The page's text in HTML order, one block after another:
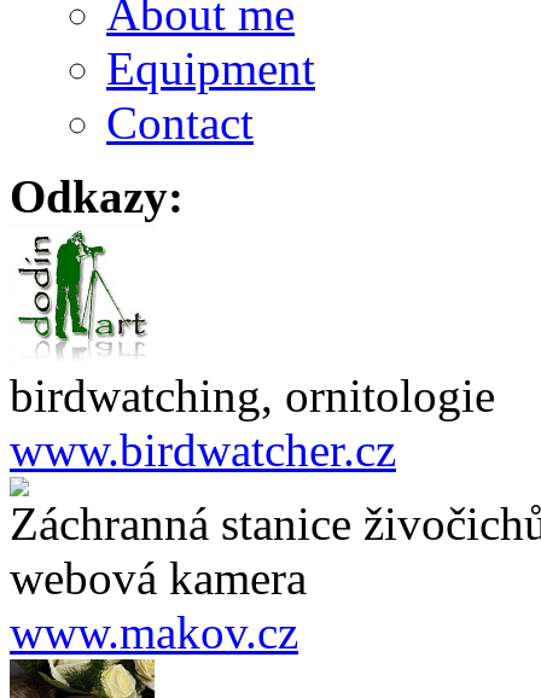
About me
Equipment
Contact
Odkazy:
birdwatching, ornitologie
www.birdwatcher.cz
Záchranná stanice
webová kamera
www.makov.cz